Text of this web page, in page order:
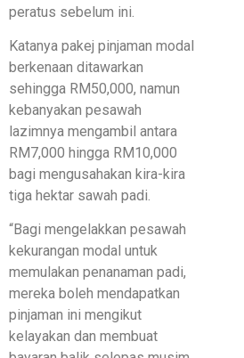
peratus sebelum ini.
Katanya pakej pinjaman modal
berkenaan ditawarkan
sehingga RM50,000, namun
kebanyakan pesawah
lazimnya mengambil antara
RM7,000 hingga RM10,000
bagi mengusahakan kira-kira
tiga hektar sawah padi.
“Bagi mengelakkan pesawah
kekurangan modal untuk
memulakan penanaman padi,
mereka boleh mendapatkan
pinjaman ini mengikut
kelayakan dan membuat